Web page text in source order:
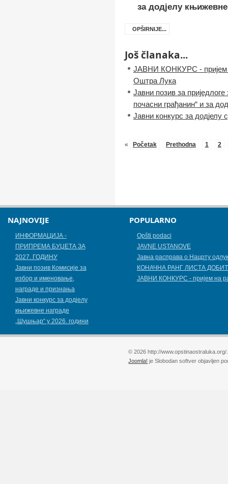
за додјелу књижевнe
OPŠIRNIJE...
Još članaka...
ЈАВНИ КОНКУРС - пријем
Оштра Лука
Јавни позив за
почасни грађанин“ и за
Јавни конкурс за додјелу
« Početak Prethodna 1 2
NAJNOVIJE
ИНФОРМАЦИЈА -
ПРИПРЕМА БУЏЕТА ЗА
2027. ГОДИНУ
Jавни позив Комисије за
избор и именовање,
награде и признања
Јавни конкурс за додјелу
књижевнe наградe
„Шушњар“ у 2026. години
POPULARNO
Opšti podaci
JAVNE USTANOVE
Јавна расправа о Нацрту
КОНАЧНА РАНГ ЛИСТА
ЈАВНИ КОНКУРС - пријем на
© 2026 http://
Joomla! je Slobodan softver objavljen